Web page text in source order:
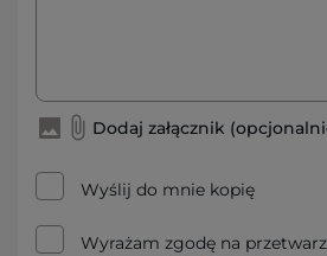
Dodaj załącznik
Wyślij do mnie kopię
Wyrażam zgodę na